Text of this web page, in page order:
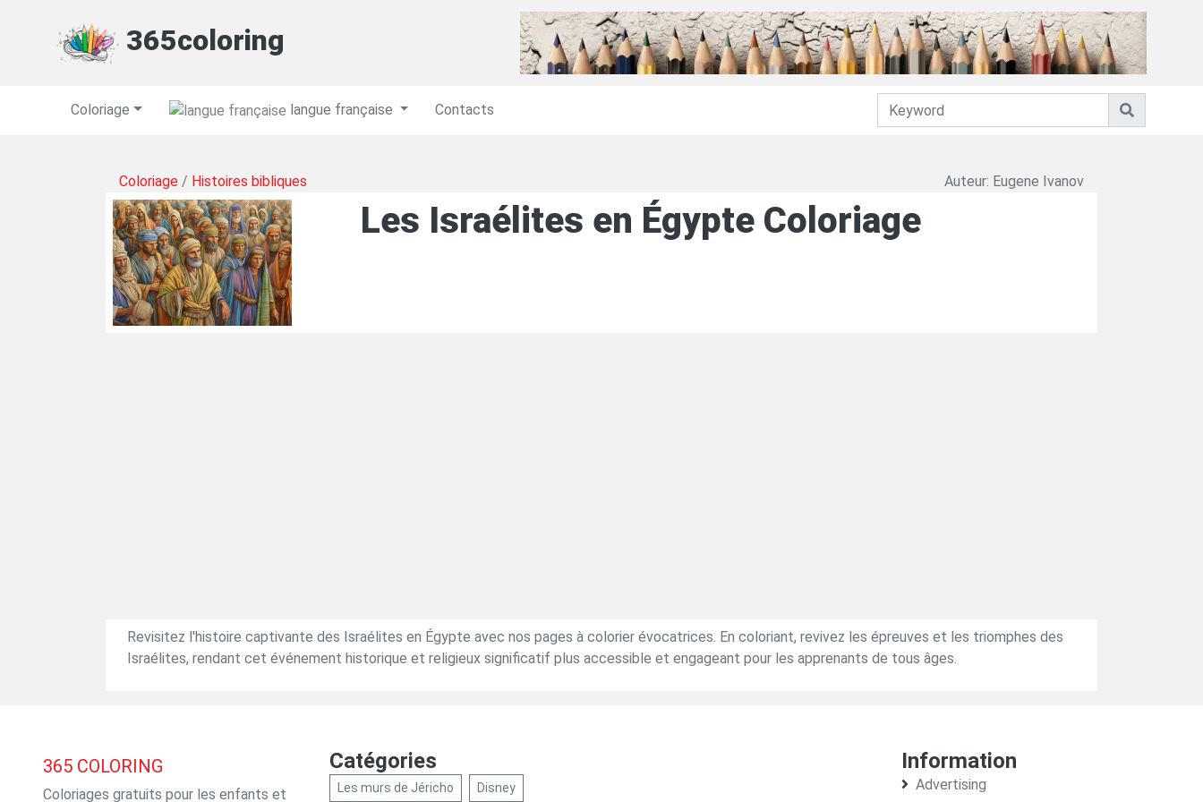
365coloring
Coloriage langue française Contacts
Coloriage / Histoires bibliques Auteur: Eugene Ivanov
Les Israélites en Égypte Coloriage
Revisitez l'histoire captivante des Israélites en Égypte avec nos pages à colorier évocatrices. En coloriant, revivez les épreuves et les triomphes des
Israélites, rendant cet événement historique et religieux significatif plus accessible et engageant pour les apprenants de tous âges.
365 COLORING
Coloriages gratuits pour les enfants et
Catégories
Les murs de Jéricho Disney
Information
Advertising